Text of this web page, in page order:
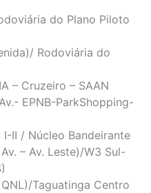
do Plano Piloto
Rodoviária do
– Cruzeiro – SAAN
EPNB-ParkShopping-
II / Núcleo Bandeirante
– Av. Leste)/W3 Sul-
Taguatinga Centro